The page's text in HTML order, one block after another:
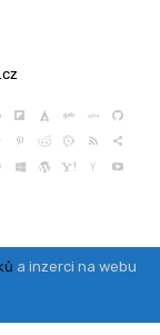
a inzerci na webu